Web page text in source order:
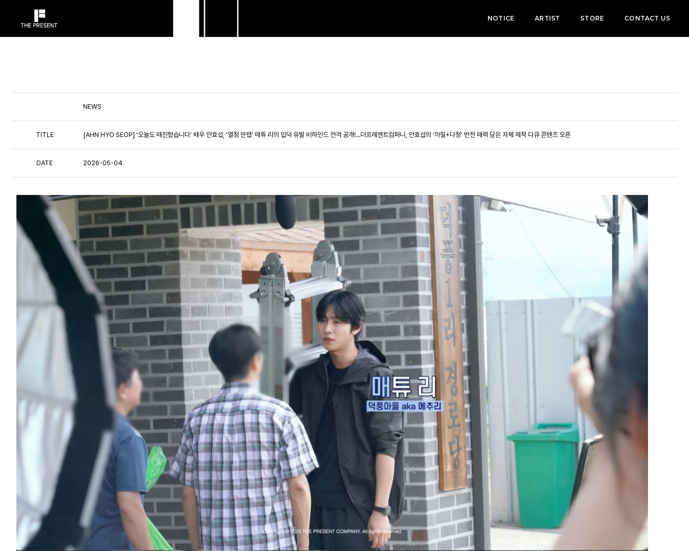
NOTICE ARTIST STORE CONTACT US
NEWS
TITLE [AHN HYO SEOP] ‘오늘도 매진했습니다’ 배우 안효섭, ‘열정 만랩’ 매튜 리의 입덕 유발 비하인드 전격 공개!...더프레젠트컴퍼니, 안효섭의 ‘까칠+다정’ 반전 매력 담은 자체 제작 다큐 콘텐츠 오픈
DATE 2026-05-04